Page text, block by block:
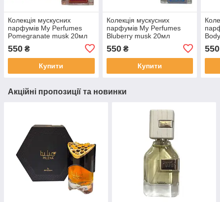
Колекція мускусних
парфумів My Perfumes
Pomegranate musk 20мл
550 ₴
Купити
Колекція мускусних
парфумів My Perfumes
Bluberry musk 20мл
550₴
Купити
550
Акційні пропозиції та новинки